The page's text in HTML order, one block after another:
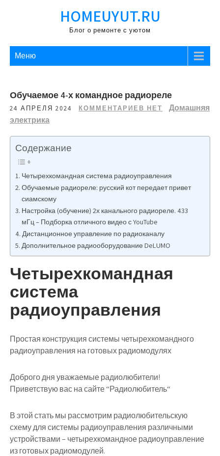
HOMEUYUT.RU
Блог о ремонте с уютом
Меню
Обучаемое 4-х командное радиореле
24 АПРЕЛЯ 2024 КОММЕНТАРИЕВ НЕТ
Домашняя
электрика
Содержание
Четырехкомандная система радиоуправления
Обучаемые радиореле: русский кот передает привет
сиамскому
Настройка (обучение) 2х канального радиореле. 433
мГц – Подборка отличного видео с YouTube
Дистанционное управление по радиоканалу
Дополнительное радиооборудование DeLUMO
Четырехкомандная
система
радиоуправления
Простая конструкция системы четырехкомандного
радиоуправления на готовых радиомодулях
Доброго дня уважаемые радиолюбители!
Приветствую вас на сайте “Радиолюбитель“
В этой стать мы рассмотрим радиолюбительскую
схему для системы радиоуправления различными
устройствами – четырехкомандное радиоуправление
из готовых радиомодулей.